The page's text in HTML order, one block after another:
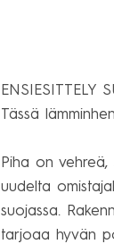
ENSIESITTELY
Tässä
Piha on
uudelta
suojassa.
tarjoaa hyvän